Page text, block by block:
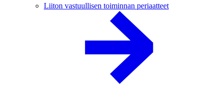
Liiton vastuullisen toiminnan periaatteet